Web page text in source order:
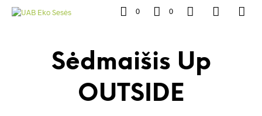
0 0
Sėdmaišis Up
OUTSIDE